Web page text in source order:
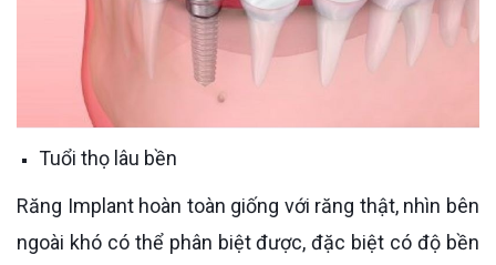
Tuổi thọ lâu bền
Răng Implant hoàn toàn giống với răng thật, nhìn bên
ngoài khó có thể phân biệt được, đặc biệt có độ bền